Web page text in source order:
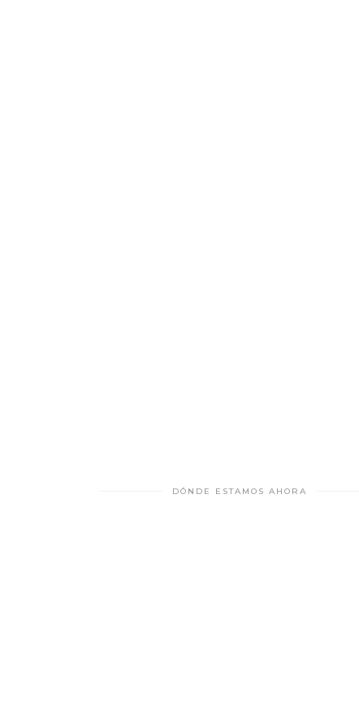
DÓNDE ESTAMOS AHORA